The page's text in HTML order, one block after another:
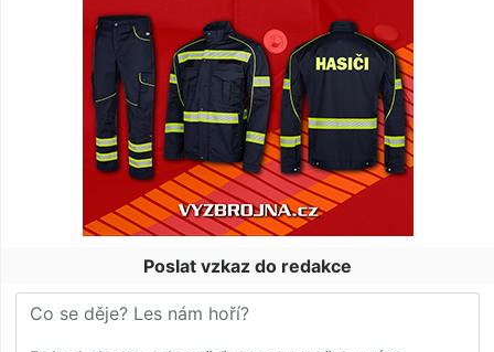
Poslat vzkaz do redakce